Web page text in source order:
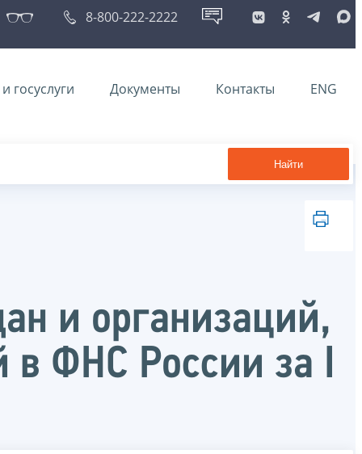
8-800-222-2222
госуслуги Документы Контакты ENG
Найти
и организаций,
в ФНС России за I